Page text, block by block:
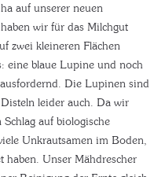
auf unserer neuen
wir für das Milchgut
zwei kleineren Flächen
eine blaue Lupine und noch
Die Lupinen sind
leider auch. Da wir
auf biologische
Unkrautsamen im Boden,
haben. Unser Mähdrescher